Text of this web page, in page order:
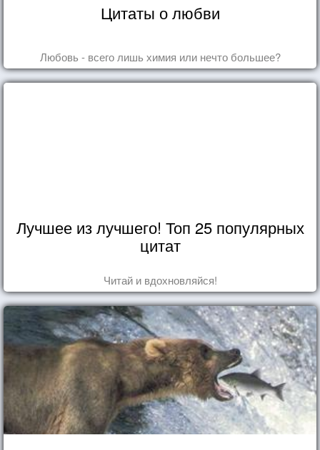
Цитаты о любви
Любовь - всего лишь химия или нечто большее?
Лучшее из лучшего! Топ 25 популярных
цитат
Читай и вдохновляйся!